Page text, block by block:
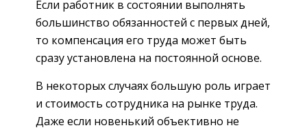
Если работник в состоянии выполнять
большинство обязанностей с первых дней,
то компенсация его труда может быть
сразу установлена на постоянной основе.
В некоторых случаях большую роль играет
и стоимость сотрудника на рынке труда.
Даже если новенький объективно не